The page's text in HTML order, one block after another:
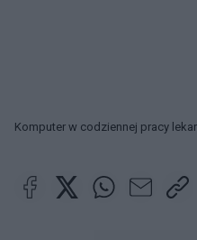
Komputer w codziennej pracy